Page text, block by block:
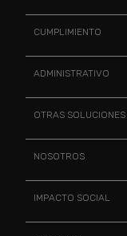
CUMPLIMIENTO
ADMINISTRATIVO
OTRAS SOLUCIONES
NOSOTROS
IMPACTO SOCIAL